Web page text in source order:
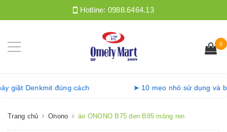
Hotline: 0988.6464.13
0
máy giặt Denkmit đúng cách ➤ 10 mẹo nhỏ sử dụng
Trang chủ Onono áo ONONO B75 den B85 mỏng ren